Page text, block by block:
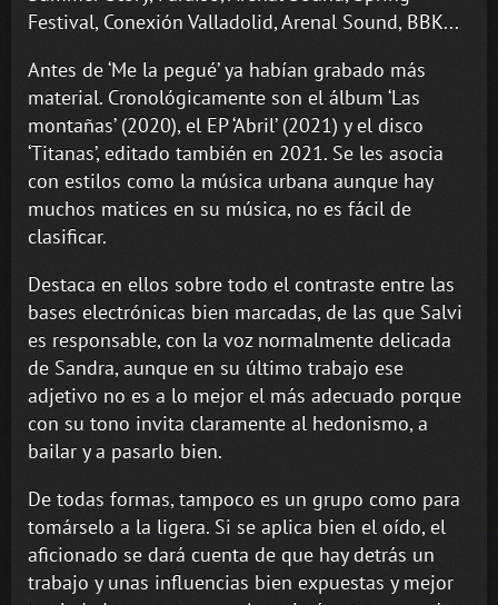
Festival, Conexión Valladolid, Arenal Sound, BBK...
Antes de ‘Me la pegué’ ya habían grabado más
material. Cronológicamente son el álbum ‘Las
montañas’ (2020), el EP ‘Abril’ (2021) y el disco
‘Titanas’, editado también en 2021. Se les asocia
con estilos como la música urbana aunque hay
muchos matices en su música, no es fácil de
clasificar.
Destaca en ellos sobre todo el contraste entre las
bases electrónicas bien marcadas, de las que Salvi
es responsable, con la voz normalmente delicada
de Sandra, aunque en su último trabajo ese
adjetivo no es a lo mejor el más adecuado porque
con su tono invita claramente al hedonismo, a
bailar y a pasarlo bien.
De todas formas, tampoco es un grupo como para
tomárselo a la ligera. Si se aplica bien el oído, el
aficionado se dará cuenta de que hay detrás un
trabajo y unas influencias bien expuestas y mejor